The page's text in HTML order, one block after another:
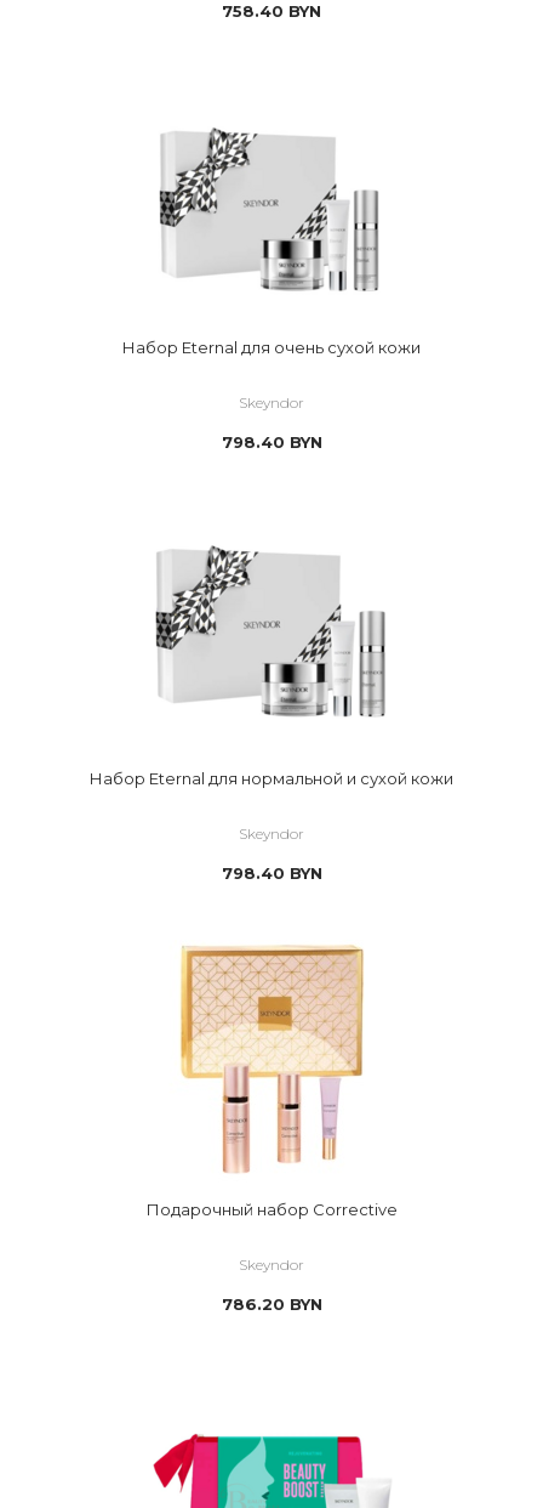
758.40 BYN
Набор Eternal для очень сухой кожи
Skeyndor
798.40 BYN
Набор Eternal для нормальной и сухой кожи
Skeyndor
798.40 BYN
Подарочный набор Corrective
Skeyndor
786.20 BYN